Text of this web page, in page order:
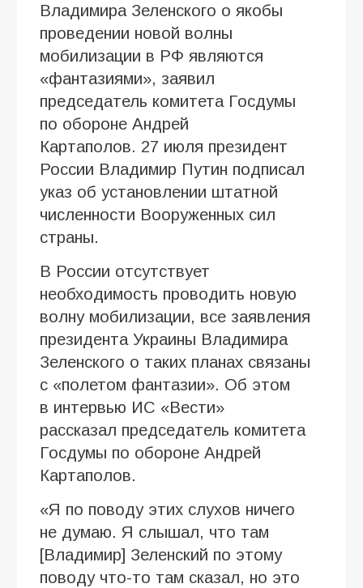
Владимира Зеленского о якобы
проведении новой волны
мобилизации в РФ являются
«фантазиями», заявил
председатель комитета Госдумы
по обороне Андрей
Картаполов. 27 июля президент
России Владимир Путин подписал
указ об установлении штатной
численности Вооруженных сил
страны.
В России отсутствует
необходимость проводить новую
волну мобилизации, все заявления
президента Украины Владимира
Зеленского о таких планах связаны
с «полетом фантазии». Об этом
в интервью ИC «Вести»
рассказал председатель комитета
Госдумы по обороне Андрей
Картаполов.
«Я по поводу этих слухов ничего
не думаю. Я слышал, что там
[Владимир] Зеленский по этому
поводу что-то там сказал, но это